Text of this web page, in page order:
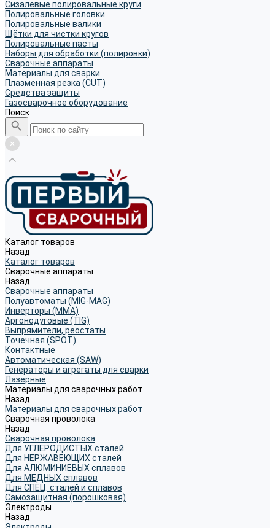
Cизалевые полировальные круги
Полировальные головки
Полировальные валики
Щётки для чистки кругов
Полировальные пасты
Наборы для обработки (полировки)
Сварочные аппараты
Материалы для сварки
Плазменная резка (CUT)
Средства защиты
Газосварочное оборудование
Поиск
Каталог товаров
Назад
Каталог товаров
Сварочные аппараты
Назад
Сварочные аппараты
Полуавтоматы (MIG-MAG)
Инверторы (MMA)
Аргонодуговые (TIG)
Выпрямители, реостаты
Точечная (SPOT)
Контактные
Автоматическая (SAW)
Генераторы и агрегаты для сварки
Лазерные
Материалы для сварочных работ
Назад
Материалы для сварочных работ
Сварочная проволока
Назад
Сварочная проволока
Для УГЛЕРОДИСТЫХ сталей
Для НЕРЖАВЕЮЩИХ сталей
Для АЛЮМИНИЕВЫХ сплавов
Для МЕДНЫХ сплавов
Для СПЕЦ. сталей и сплавов
Самозащитная (порошковая)
Электроды
Назад